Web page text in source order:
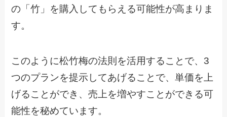
の「竹」を購入してもらえる可能性が高まりま
す。
このように松竹梅の法則を活用することで、3
つのプランを提示してあげることで、単価を上
げることができ、売上を増やすことができる可
能性を秘めています。